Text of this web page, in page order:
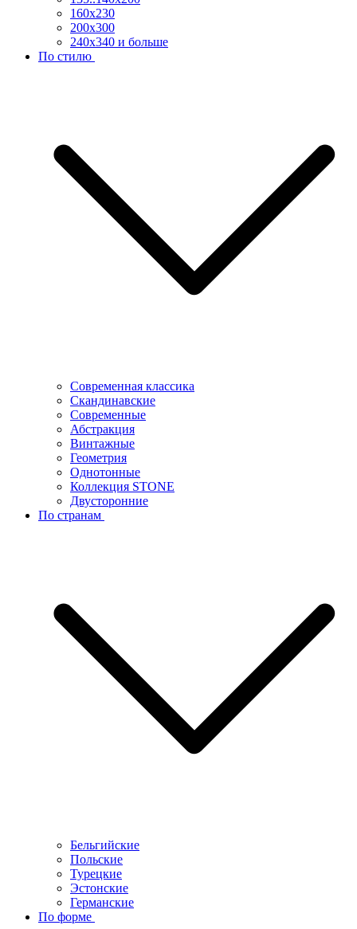
160х230
200х300
240х340 и больше
По стилю
Современная классика
Скандинавские
Современные
Абстракция
Винтажные
Геометрия
Однотонные
Коллекция STONE
Двусторонние
По странам
Бельгийские
Польские
Турецкие
Эстонские
Германские
По форме